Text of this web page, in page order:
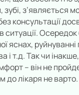
зубі, з’являється
консультації
ситуації.
яснах,
і т.д. Так чи
– він не
до лікаря не варто.